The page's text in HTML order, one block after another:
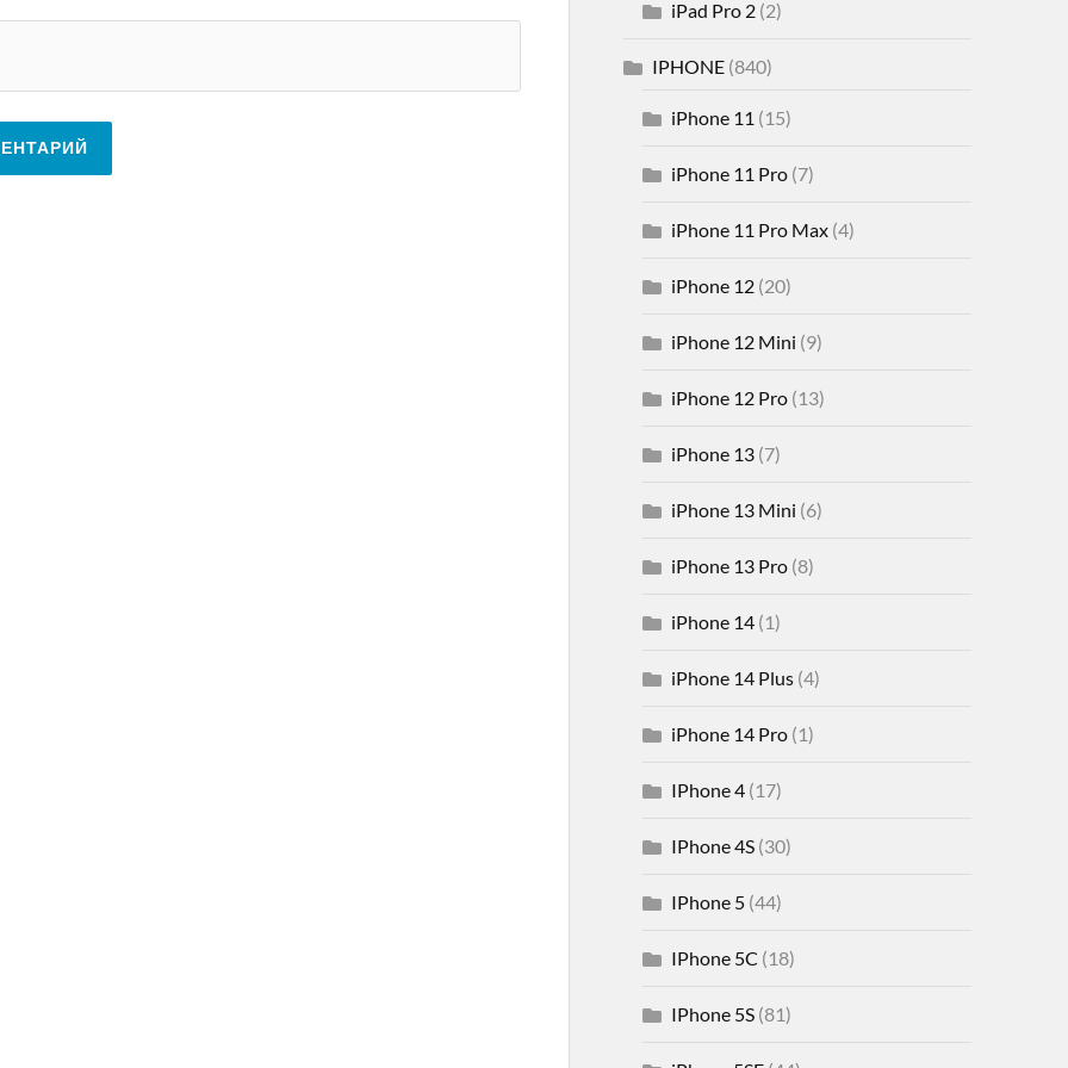
iPad Pro 2(2)
IPHONE(840)
iPhone 11 (15)
iPhone 11 Pro(7)
iPhone 11 Pro Max(4)
iPhone 12(20)
iPhone 12 Mini (9)
iPhone 12 Pro(13)
iPhone 13(7)
iPhone 13 Mini (6)
iPhone 13 Pro(8)
iPhone 14(1)
iPhone 14 Plus(4)
iPhone 14 Pro(1)
IPhone 4(17)
IPhone 4S(30)
IPhone 5(44)
IPhone 5C (18)
IPhone 5S(81)